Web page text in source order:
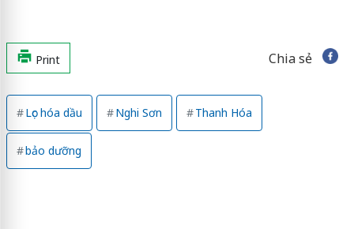
Print Chia sẻ
Lọc hóa dầu Nghi Sơn Thanh Hóa
bảo dưỡng